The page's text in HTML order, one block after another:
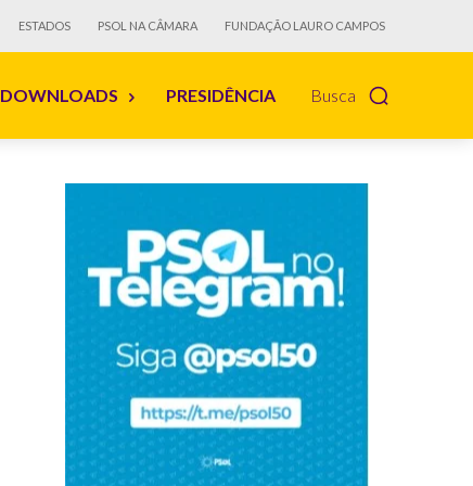
ESTADOS PSOL NA CÂMARA FUNDAÇÃO LAURO CAMPOS
Busca
DOWNLOADS PRESIDÊNCIA